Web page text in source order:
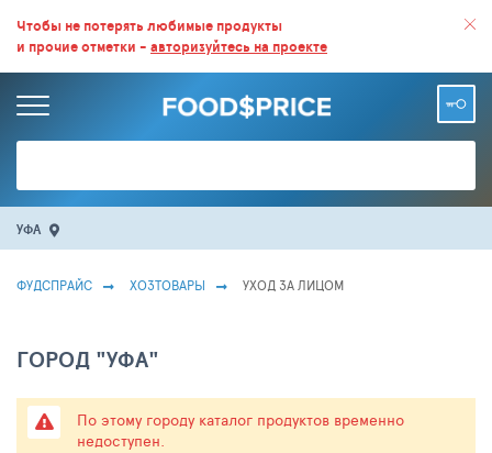
ВСЕ СКИДКИ И ВЫГОДНЫЕ ЦЕНЫ НА ПРОДУКТЫ В МАГАЗИНАХ.
БОЛЬШЕ 100 000 ТОВАРОВ. ЕЖЕДНЕВНОЕ ОБНОВЛЕНИЕ ЦЕН.
Чтобы не потерять любимые продукты
и прочие отметки - авторизуйтесь на проекте
УФА
ФУДСПРАЙС ХОЗТОВАРЫ УХОД ЗА ЛИЦОМ
ГОРОД "УФА"
По этому городу каталог продуктов временно
недоступен.